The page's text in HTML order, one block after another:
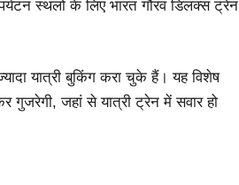
स्थलों के लिए भारत गौरव डिलक्स ट्रेन
यात्री बुकिंग करा चुके हैं। यह विशेष
जहां से यात्री ट्रेन में सवार हो